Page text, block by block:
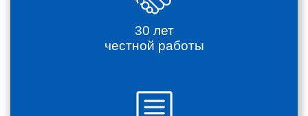
30 лет
честной работы